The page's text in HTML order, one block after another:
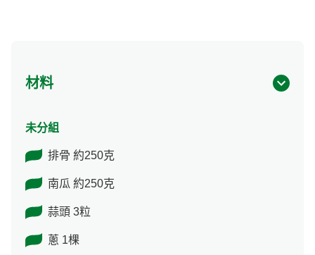
材料
未分組
排骨 約250克
南瓜 約250克
蒜頭 3粒
蔥 1棵